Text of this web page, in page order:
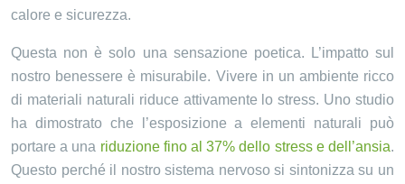
calore e sicurezza.
Questa non è solo una sensazione poetica. L’impatto sul
nostro benessere è misurabile. Vivere in un ambiente ricco
di materiali naturali riduce attivamente lo stress. Uno studio
ha dimostrato che l’esposizione a elementi naturali può
portare a una riduzione fino al 37% dello stress e dell’ansia.
Questo perché il nostro sistema nervoso si sintonizza su un